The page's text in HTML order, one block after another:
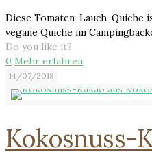
Diese Tomaten-Lauch-Quiche
vegane Quiche im
Do you like it?
0 Mehr erfahren
14/07/2018
Kokosnuss-